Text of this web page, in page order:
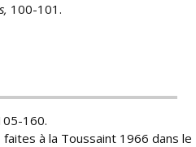
100-101.
160.
à la Toussaint 1966 dans le